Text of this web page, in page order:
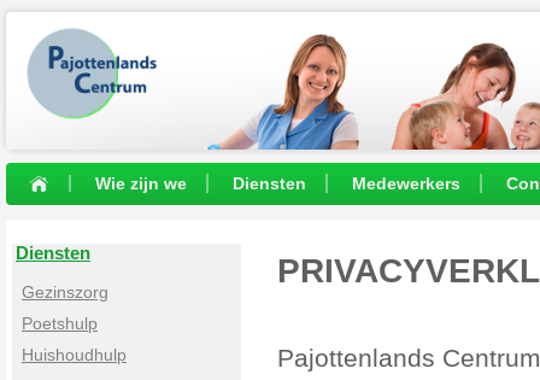
Wie zijn we Diensten Medewerkers
Diensten
Gezinszorg
Poetshulp
Huishoudhulp
Pajottenlands